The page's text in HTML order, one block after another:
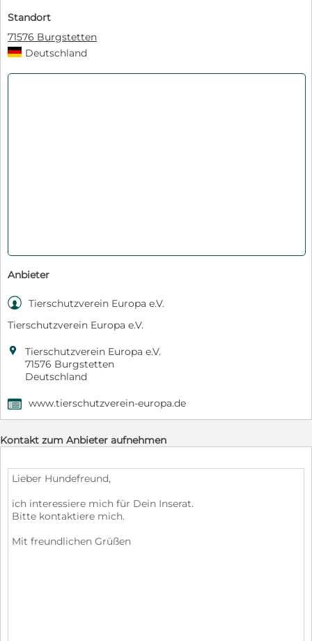
Standort
71576 Burgstetten
Deutschland
Anbieter
 Tierschutzverein Europa e.V.
Tierschutzverein Europa e.V.

Tierschutzverein Europa e.V.
71576 Burgstetten
Deutschland
, www.tierschutzverein-europa.de
Kontakt zum Anbieter aufnehmen